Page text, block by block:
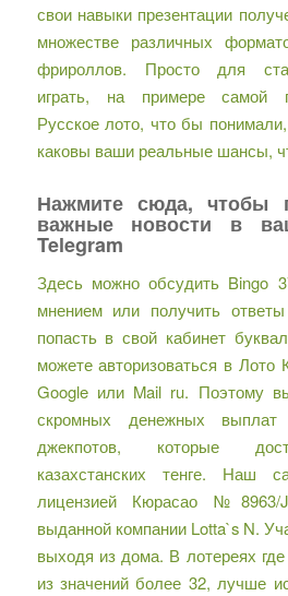
свои навыки презентации
множестве различных
фрироллов. Просто для
играть, на примере самой
Русское лото, что бы
каковы ваши реальные шансы,
Нажмите сюда, чтобы
важные новости в
Telegram
Здесь можно обсудить Bingo
мнением или получить
попасть в свой кабинет
можете авторизоваться в Лото
Google или Mail ru. Поэтому
скромных денежных
джекпотов, которые
казахстанских тенге. Наш
лицензией Кюрасао
выданной компании Lotta`s N.
выходя из дома. В лотереях
из значений более 32, лучше